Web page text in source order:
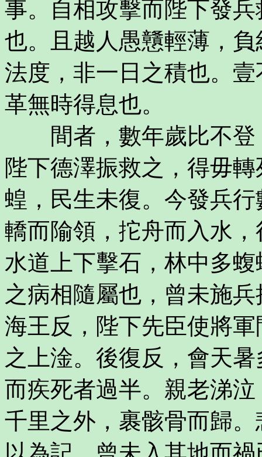
事。自相攻擊而陛下發
也。且越人愚戇輕薄，
法度，非一日之積也。
革無時得息也。
間者，數年歲比不登
陛下德澤振救之，得毋
蝗，民生未復。今發兵
轎而隃領，拕舟而入水
水道上下擊石，林中多
之病相隨屬也，曾未施
海王反，陛下先臣使將
之上淦。後復反，會天
而疾死者過半。親老涕
千里之外，裹骸骨而歸